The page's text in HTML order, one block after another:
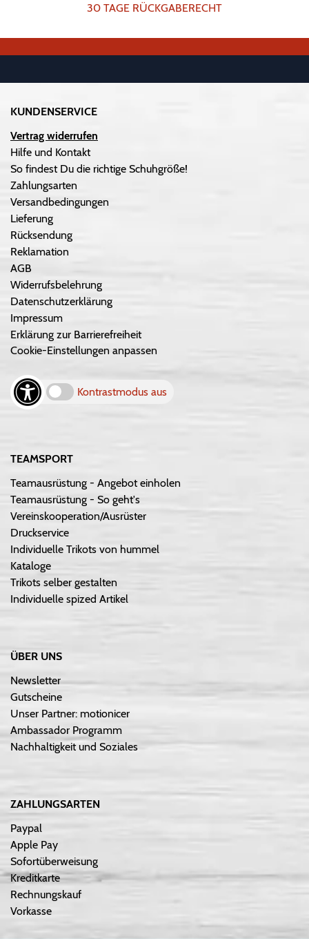
30 TAGE RÜCKGABERECHT
KUNDENSERVICE
Vertrag widerrufen
Hilfe und Kontakt
So findest Du die richtige Schuhgröße!
Zahlungsarten
Versandbedingungen
Lieferung
Rücksendung
Reklamation
AGB
Widerrufsbelehrung
Datenschutzerklärung
Impressum
Erklärung zur Barrierefreiheit
Cookie-Einstellungen anpassen
Kontrastmodus aus
TEAMSPORT
Teamausrüstung - Angebot einholen
Teamausrüstung - So geht's
Vereinskooperation/Ausrüster
Druckservice
Individuelle Trikots von hummel
Kataloge
Trikots selber gestalten
Individuelle spized Artikel
ÜBER UNS
Newsletter
Gutscheine
Unser Partner: motionicer
Ambassador Programm
Nachhaltigkeit und Soziales
ZAHLUNGSARTEN
Paypal
Apple Pay
Sofortüberweisung
Kreditkarte
Rechnungskauf
Vorkasse